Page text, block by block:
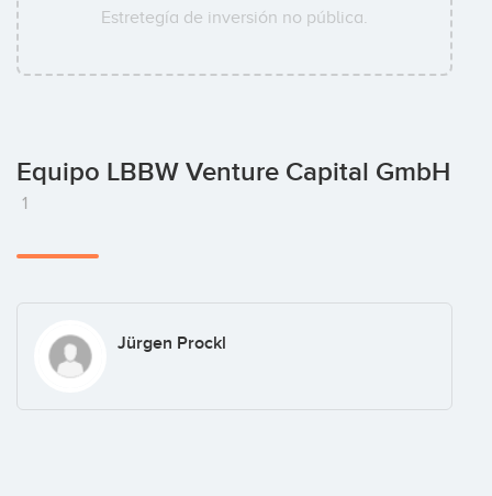
Estretegía de inversión no pública.
Equipo LBBW Venture Capital GmbH
1
Jürgen Prockl